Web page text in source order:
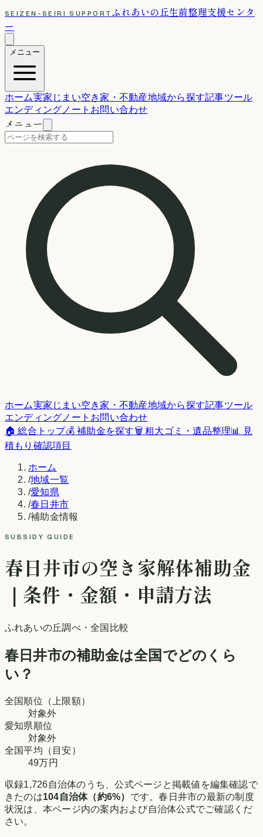
SEIZEN-SEIRI SUPPORT ふれあいの丘生前整理支援センタ
ー
メニュー
ホーム実家じまい空き家・不動産地域から探す記事ツール
エンディングノート お問い合わせ
メニュー
ホーム実家じまい空き家・不動産地域から探す記事ツール
エンディングノート お問い合わせ
🏠 総合トップ💰 補助金を探す🗑️ 粗大ゴミ・遺品整理📊 見
積もり確認項目
ホーム
/地域一覧
/愛知県
/春日井市
/補助金情報
SUBSIDY GUIDE
春日井市の空き家解体補助金
｜条件・金額・申請方法
ふれあいの丘調べ・全国比較
春日井市の補助金は全国でどのくら
い？
全国順位（上限額）
対象外
愛知県順位
対象外
全国平均（目安）
49万円
収録1,726自治体のうち、公式ページと掲載値を編集確認で
きたのは104自治体（約6%） です。春日井市の最新の制度
状況は、本ページ内の案内および自治体公式でご確認くだ
さい。